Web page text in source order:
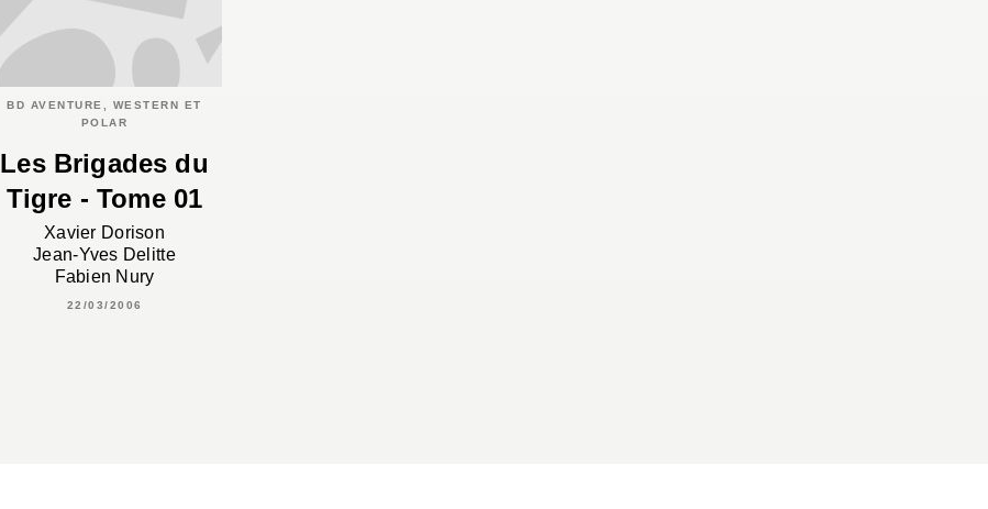
BD AVENTURE, WESTERN ET
POLAR
Les Brigades du
Tigre - Tome 01
Xavier Dorison
Jean-Yves Delitte
Fabien Nury
22/03/2006